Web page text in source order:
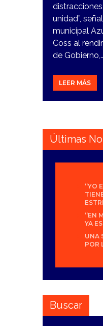
unidad”,
municipal
Coss al
de Gobierno,…
LEER MÁS
Últimas
“YO
“EN
YA
UNA
POR
Buscar